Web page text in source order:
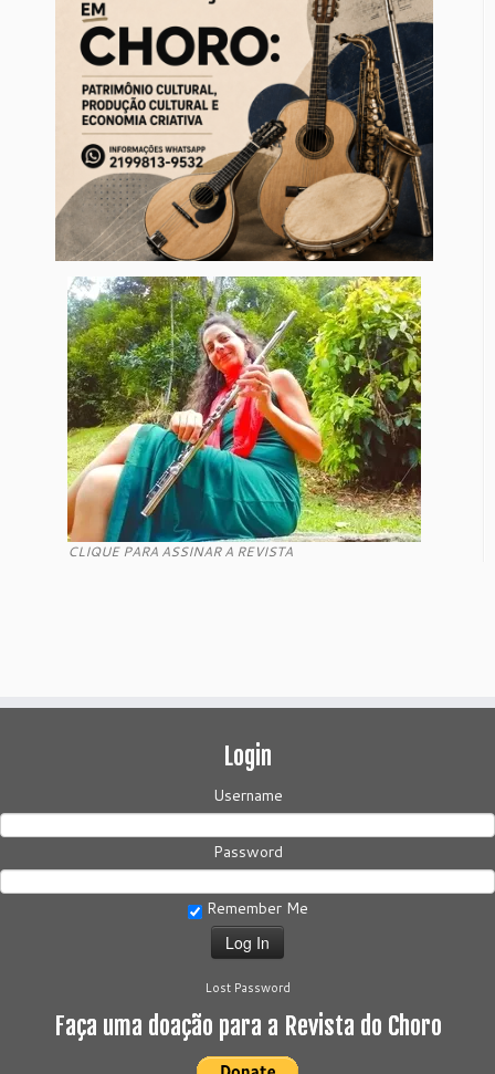
CLIQUE PARA ASSINAR A REVISTA
Login
Username
Password
Remember Me
Lost Password
Faça uma doação para a Revista do Choro